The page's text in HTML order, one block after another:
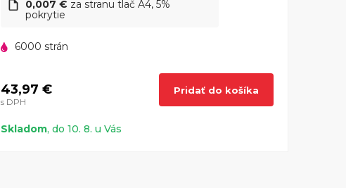
0,007 € za stranu tlač A4, 5%
pokrytie
6000 strán
43,97 €
s DPH
Pridať do košíka
Skladom, do 10. 8. u Vás